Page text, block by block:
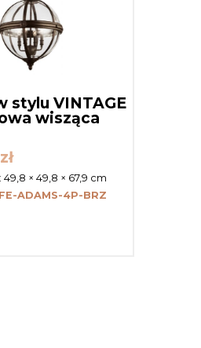
stylu VINTAGE
wisząca
zł
49,8 × 49,8 × 67,9 cm
FE-ADAMS-4P-BRZ